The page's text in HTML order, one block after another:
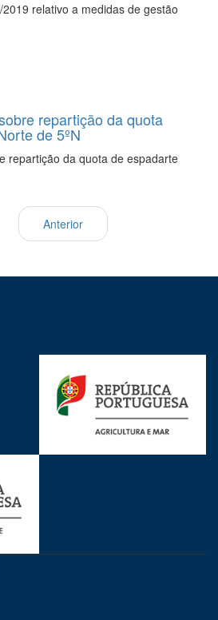
2019 relativo a medidas de gestão
repartição da quota
de 5ºN
repartição da quota de espadarte
Anterior